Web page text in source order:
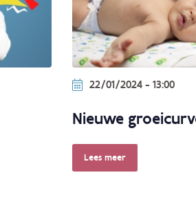
22/01/2024 - 13:00
Nieuwe
Lees meer